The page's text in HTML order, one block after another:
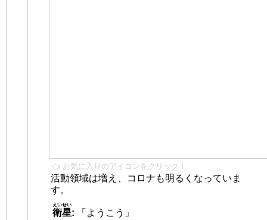
👈 お気に入りのアイコンをクリック！
活動領域は増え、コロナも明るくなっていま
す。
衛星
えいせい
:
「ようこう」